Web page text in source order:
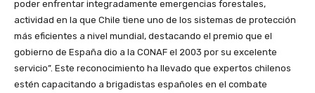
poder enfrentar integradamente emergencias forestales,
actividad en la que Chile tiene uno de los sistemas de protección
más eficientes a nivel mundial, destacando el premio que el
gobierno de España dio a la CONAF el 2003 por su excelente
servicio”. Este reconocimiento ha llevado que expertos chilenos
estén capacitando a brigadistas españoles en el combate